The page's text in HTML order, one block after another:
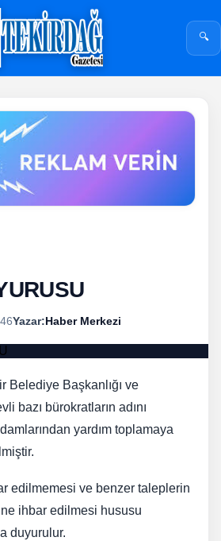
🔍
Yazar:Haber Merkezi
Belediye Başkanlığı ve
bazı bürokratların adını
yardım toplamaya
edilmemesi ve benzer taleplerin
ihbar edilmesi hususu
duyurulur.